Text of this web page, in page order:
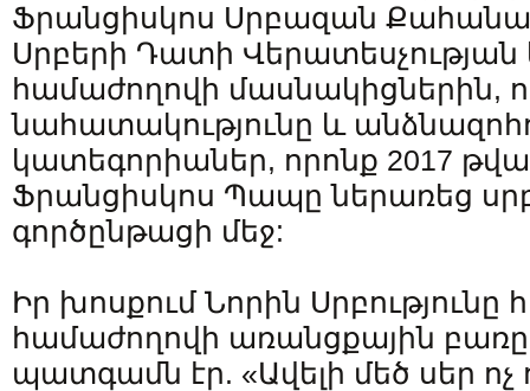
Ֆրանցիսկոս Սրբազան
Սրբերի Դատի
համաժողովի մասնակիցներին,
նահատակությունը և
կատեգորիաներ, որոնք 2017
Ֆրանցիսկոս Պապը ներառեց
գործընթացի մեջ:
Իր խոսքում Նորին Սրբությունը
համաժողովի առանցքային բառը
պատգամն էր. «Ավելի մեծ սեր ոչ